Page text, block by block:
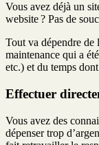
Vous avez déjà un
website ? Pas de
Tout va dépendre de
maintenance qui a
etc.) et du temps
Effectuer
Vous avez des
dépenser trop